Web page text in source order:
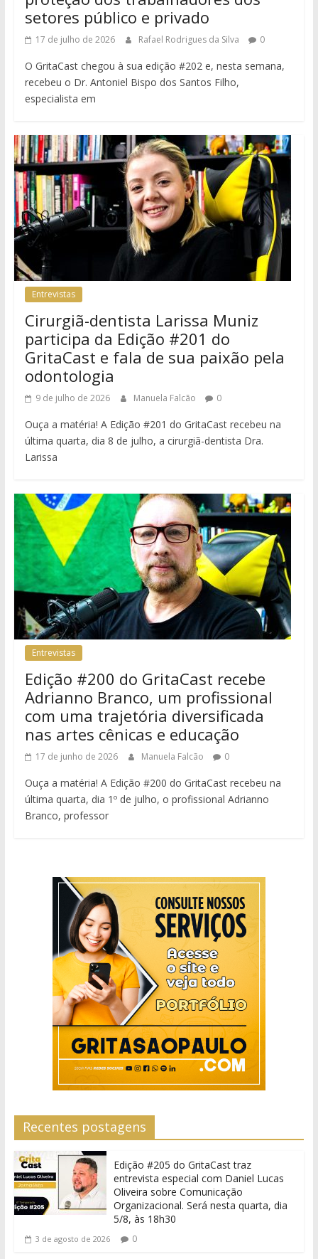
setores público e privado
17 de julho de 2026 Rafael Rodrigues da Silva 0
O GritaCast chegou à sua edição #202 e, nesta semana,
recebeu o Dr. Antoniel Bispo dos Santos Filho,
especialista em
Entrevistas
Cirurgiã-dentista Larissa Muniz
participa da Edição #201 do
GritaCast e fala de sua paixão pela
odontologia
9 de julho de 2026 Manuela Falcão 0
Ouça a matéria! A Edição #201 do GritaCast recebeu na
última quarta, dia 8 de julho, a cirurgiã-dentista Dra.
Larissa
Entrevistas
Edição #200 do GritaCast recebe
Adrianno Branco, um profissional
com uma trajetória diversificada
nas artes cênicas e educação
17 de junho de 2026 Manuela Falcão 0
Ouça a matéria! A Edição #200 do GritaCast recebeu na
última quarta, dia 1º de julho, o profissional Adrianno
Branco, professor
Recentes postagens
Edição #205 do GritaCast traz
entrevista especial com Daniel Lucas
Oliveira sobre Comunicação
Organizacional. Será nesta quarta, dia
5/8, às 18h30
3 de agosto de 2026 0